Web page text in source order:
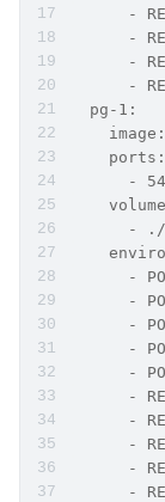
-
-
-
-
  pg-1:
    ports:
-
-
-
-
-
-
-
-
-
-
-
-